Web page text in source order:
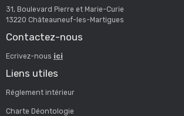
31, Boulevard Pierre et Marie-Curie
13220 Châteauneuf-les-Martigues
Contactez-nous
Ecrivez-nous ici
Liens utiles
Réglement intérieur
Charte Déontologie